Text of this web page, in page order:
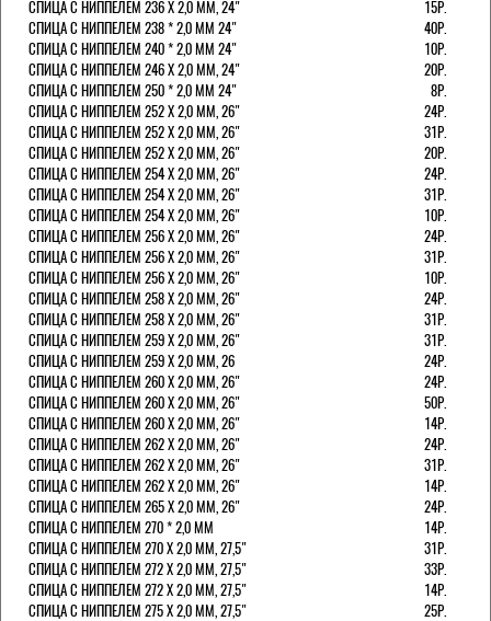
СПИЦА С НИППЕЛЕМ 236 Х 2,0 ММ, 24"
15Р.
СПИЦА С НИППЕЛЕМ 238 * 2,0 ММ 24"
40Р.
СПИЦА С НИППЕЛЕМ 240 * 2,0 ММ 24"
10Р.
СПИЦА С НИППЕЛЕМ 246 Х 2,0 ММ, 24"
20Р.
СПИЦА С НИППЕЛЕМ 250 * 2,0 ММ 24"
8Р.
СПИЦА С НИППЕЛЕМ 252 Х 2,0 ММ, 26"
24Р.
СПИЦА С НИППЕЛЕМ 252 Х 2,0 ММ, 26"
31Р.
СПИЦА С НИППЕЛЕМ 252 Х 2,0 ММ, 26"
20Р.
СПИЦА С НИППЕЛЕМ 254 Х 2,0 ММ, 26"
24Р.
СПИЦА С НИППЕЛЕМ 254 Х 2,0 ММ, 26"
31Р.
СПИЦА С НИППЕЛЕМ 254 Х 2,0 ММ, 26"
10Р.
СПИЦА С НИППЕЛЕМ 256 Х 2,0 ММ, 26"
24Р.
СПИЦА С НИППЕЛЕМ 256 Х 2,0 ММ, 26"
31Р.
СПИЦА С НИППЕЛЕМ 256 Х 2,0 ММ, 26"
10Р.
СПИЦА С НИППЕЛЕМ 258 Х 2,0 ММ, 26"
24Р.
СПИЦА С НИППЕЛЕМ 258 Х 2,0 ММ, 26"
31Р.
СПИЦА С НИППЕЛЕМ 259 Х 2,0 ММ, 26"
31Р.
СПИЦА С НИППЕЛЕМ 259 Х 2,0 ММ, 26
24Р.
СПИЦА С НИППЕЛЕМ 260 Х 2,0 ММ, 26"
24Р.
СПИЦА С НИППЕЛЕМ 260 Х 2,0 ММ, 26"
50Р.
СПИЦА С НИППЕЛЕМ 260 Х 2,0 ММ, 26"
14Р.
СПИЦА С НИППЕЛЕМ 262 Х 2,0 ММ, 26"
24Р.
СПИЦА С НИППЕЛЕМ 262 Х 2,0 ММ, 26"
31Р.
СПИЦА С НИППЕЛЕМ 262 Х 2,0 ММ, 26"
14Р.
СПИЦА С НИППЕЛЕМ 265 Х 2,0 ММ, 26"
24Р.
СПИЦА С НИППЕЛЕМ 270 * 2,0 ММ
14Р.
СПИЦА С НИППЕЛЕМ 270 Х 2,0 ММ, 27,5"
31Р.
СПИЦА С НИППЕЛЕМ 272 Х 2,0 ММ, 27,5"
33Р.
СПИЦА С НИППЕЛЕМ 272 Х 2,0 ММ, 27,5"
14Р.
СПИЦА С НИППЕЛЕМ 275 Х 2,0 ММ, 27,5"
25Р.